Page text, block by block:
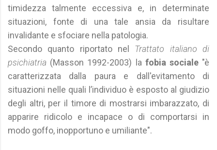
timidezza talmente eccessiva e, in determinate
situazioni, fonte di una tale ansia da risultare
invalidante e sfociare nella patologia.
Secondo quanto riportato nel Trattato italiano di
psichiatria (Masson 1992-2003) la fobia sociale"è
caratterizzata dalla paura e dall'evitamento di
situazioni nelle quali l’individuo è esposto al giudizio
degli altri, per il timore di mostrarsi imbarazzato, di
apparire ridicolo e incapace o di comportarsi in
modo goffo, inopportuno e umiliante".